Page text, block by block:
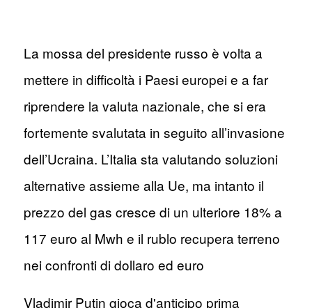
La mossa del presidente russo è volta a
mettere in difficoltà i Paesi europei e a far
riprendere la valuta nazionale, che si era
fortemente svalutata in seguito all’invasione
dell’Ucraina. L’Italia sta valutando soluzioni
alternative assieme alla Ue, ma intanto il
prezzo del gas cresce di un ulteriore 18% a
117 euro al Mwh e il rublo recupera terreno
nei confronti di dollaro ed euro
Vladimir Putin gioca d'anticipo prima